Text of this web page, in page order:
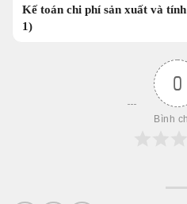
Kế toán chi phí sản xuất và
1)
0
Bình